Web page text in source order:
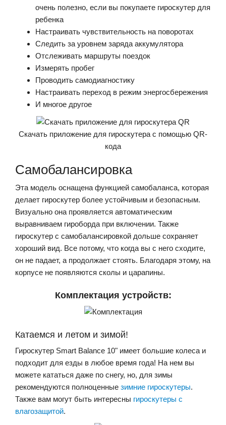
очень полезно, если вы покупаете гироскутер для
ребенка
Настраивать чувствительность на поворотах
Следить за уровнем заряда аккумулятора
Отслеживать маршруты поездок
Измерять пробег
Проводить самодиагностику
Настраивать переход в режим энергосбережения
И многое другое
Скачать приложение для гироскутера с помощью QR-
кода
Самобалансировка
Эта модель оснащена функцией самобаланса, которая
делает гироскутер более устойчивым и безопасным.
Визуально она проявляется автоматическим
выравниваем гироборда при включении. Также
гироскутер с самобалансировкой дольше сохраняет
хороший вид. Все потому, что когда вы с него сходите,
он не падает, а продолжает стоять. Благодаря этому, на
корпусе не появляются сколы и царапины.
Комплектация устройств:
Катаемся и летом и зимой!
Гироскутер Smart Balance 10" имеет большие колеса и
подходит для езды в любое время года! На нем вы
можете кататься даже по снегу, но, для зимы
рекомендуются полноценные зимние гироскутеры.
Также вам могут быть интересны гироскутеры с
влагозащитой.